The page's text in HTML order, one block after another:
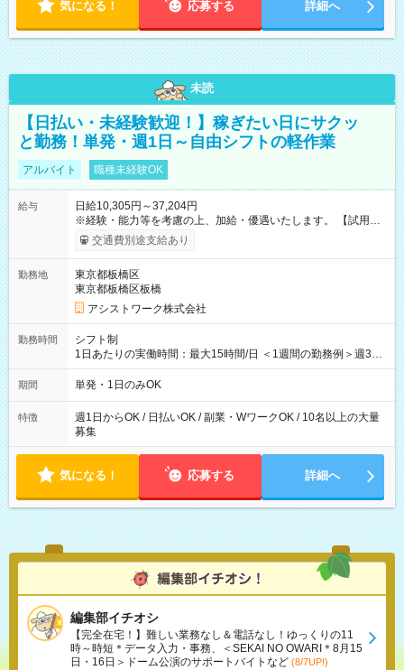
気になる！ 応募する 詳細へ
未読
【日払い・未経験歓迎！】稼ぎたい日にサクッ
と勤務！単発・週1日～自由シフトの軽作業
アルバイト 職種未経験OK
給与
日給10,305円～37,204円
※経験・能力等を考慮の上、加給・優遇いたします。 【試用期
間】試用期間なし
交通費別途支給あり
勤務地
東京都板橋区
東京都板橋区板橋
アシストワーク株式会社
勤務時間
シフト制
1日あたりの実働時間：最大15時間/日 ＜1週間の勤務例＞週3回
勤務 勤務：月・水・金 休み：火・木・土・日 好きな時にお仕事
可能です！ ※1日あたりの最大実働時間は日勤、夜勤共に勤務し
期間 単発・1日のみOK
特徴
週1日からOK / 日払いOK / 副業・WワークOK / 10名以上の大量
募集
気になる！ 応募する 詳細へ
編集部イチオシ
【完全在宅！】難しい業務なし＆電話なし！ゆっくりの11
時～時短＊データ入力・事務、＜SEKAI NO OWARI＊8月15
日・16日＞ドーム公演のサポートバイトなど (8/7UP!)